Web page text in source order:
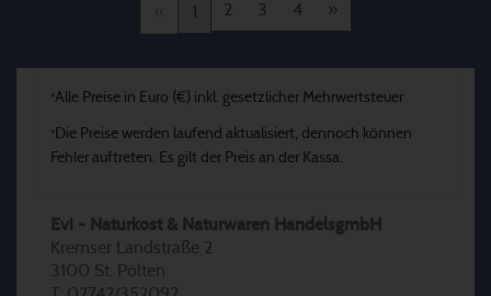
1 2 3 4 »
*Alle Preise in Euro (€) inkl. gesetzlicher Mehrwertsteuer
* Die Preise werden laufend aktualisiert, dennoch können
Fehler auftreten. Es gilt der Preis an der Kassa.
Evi - Naturkost & Naturwaren HandelsgmbH
Kremser Landstraße 2
3100 St. Pölten